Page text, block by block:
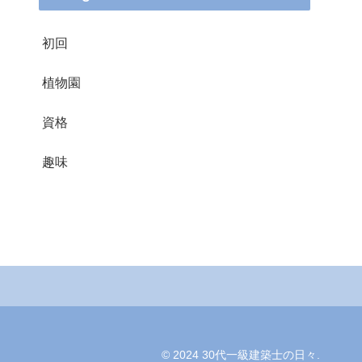
初回
植物園
資格
趣味
© 2024 30代一級建築士の日々.